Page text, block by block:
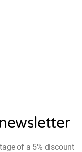
of a 5% discount